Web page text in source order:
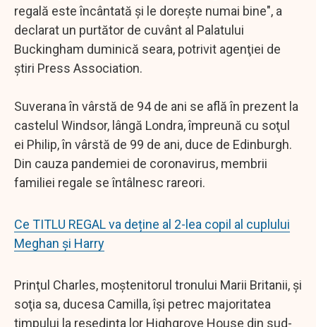
regală este încântată şi le doreşte numai bine", a
declarat un purtător de cuvânt al Palatului
Buckingham duminică seara, potrivit agenţiei de
ştiri Press Association.
Suverana în vârstă de 94 de ani se află în prezent la
castelul Windsor, lângă Londra, împreună cu soţul
ei Philip, în vârstă de 99 de ani, duce de Edinburgh.
Din cauza pandemiei de coronavirus, membrii
familiei regale se întâlnesc rareori.
Ce TITLU REGAL va deține al 2-lea copil al cuplului
Meghan și Harry
Prinţul Charles, moştenitorul tronului Marii Britanii, şi
soţia sa, ducesa Camilla, îşi petrec majoritatea
timpului la reşedinţa lor Highgrove House din sud-